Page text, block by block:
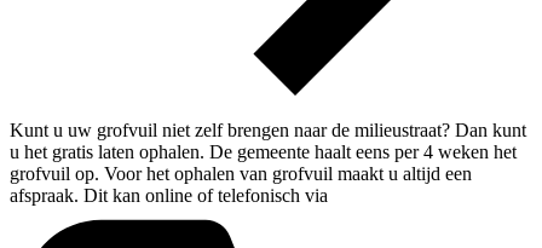
Kunt u uw grofvuil niet zelf brengen naar de milieustraat? Dan kunt
u het gratis laten ophalen. De gemeente haalt eens per 4 weken het
grofvuil op. Voor het ophalen van grofvuil maakt u altijd een
afspraak. Dit kan online of telefonisch via